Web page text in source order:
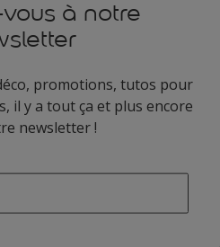
à notre
promotions, tutos pour
il y a tout ça et plus encore
newsletter !